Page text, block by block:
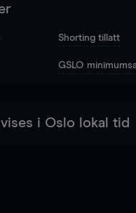
Shorting tillatt
GSLO
i Oslo lokal tid